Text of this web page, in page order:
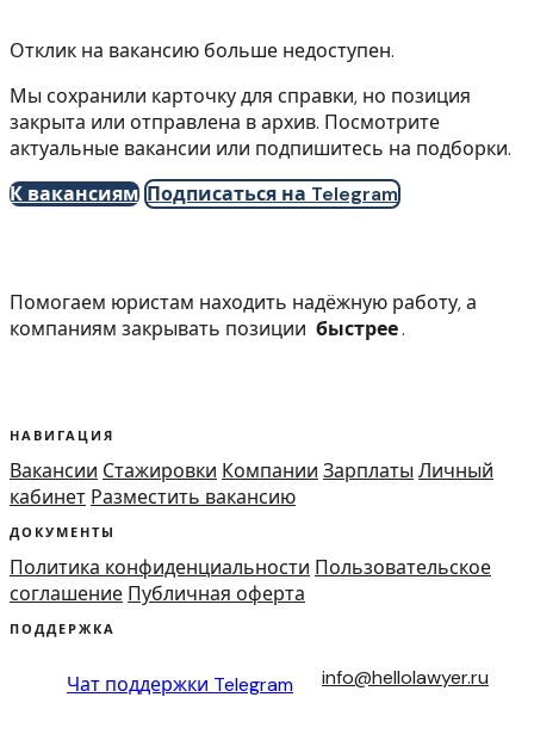
Отклик на вакансию больше недоступен.
Мы сохранили карточку для справки, но позиция
закрыта или отправлена в архив. Посмотрите
актуальные вакансии или подпишитесь на подборки.
К вакансиям Подписаться на Telegram
Помогаем юристам находить надёжную работу, а
компаниям закрывать позиции быстрее.
НАВИГАЦИЯ
Вакансии Стажировки Компании Зарплаты Личный
кабинет Разместить вакансию
ДОКУМЕНТЫ
Политика конфиденциальности Пользовательское
соглашение Публичная оферта
ПОДДЕРЖКА
Чат поддержки Telegram info@hellolawyer.ru